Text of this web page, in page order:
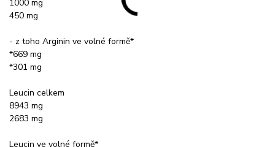
1000 mg
450 mg
- z toho Arginin ve volné formě*
*669 mg
*301 mg
Leucin celkem
8943 mg
2683 mg
Leucin ve volné formě*